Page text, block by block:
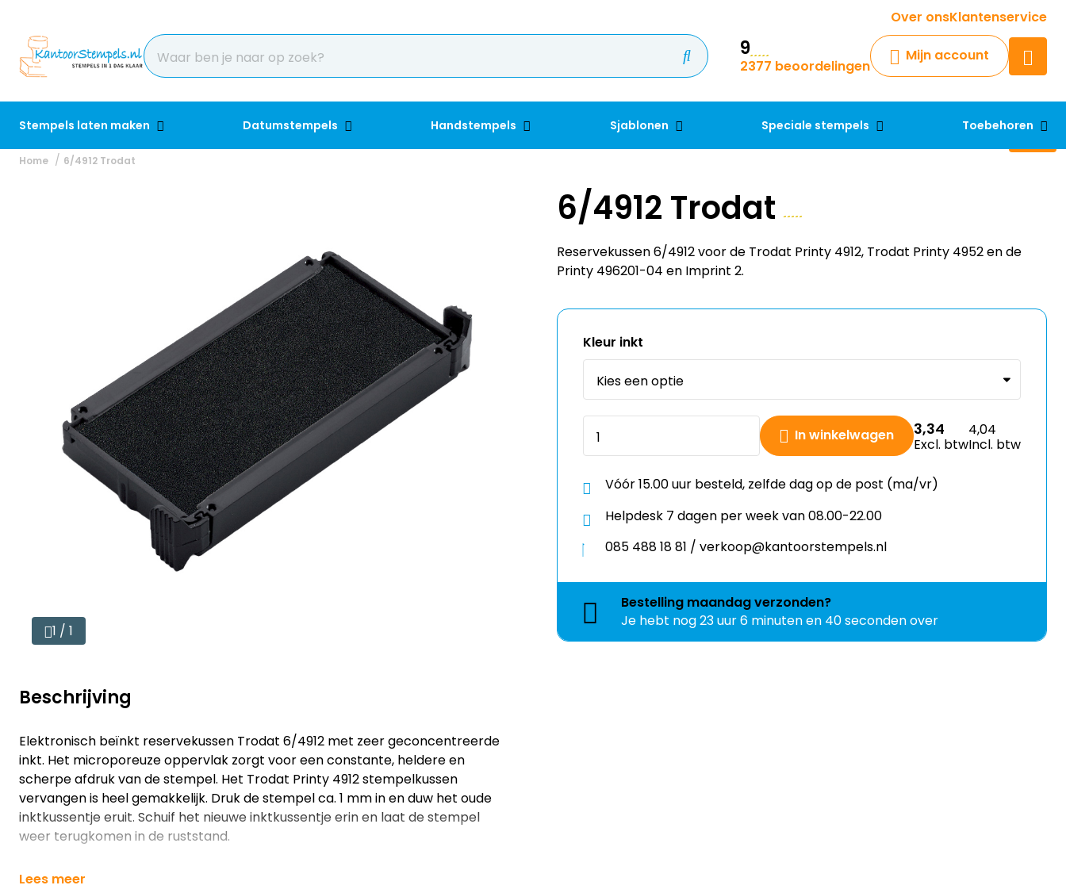
Over onsKlantenservice
9
2377 beoordelingen
Mijn account
Stempels laten maken Datumstempels Handstempels Sjablonen Speciale stempels Toebehoren
Krijg een antwoord op uw vraag
Chatbot
Chat 24/7 met onze chatbot
Contact
Home 6/4912 Trodat
1 / 1
Beschrijving
Elektronisch beïnkt reservekussen Trodat 6/4912 met zeer geconcentreerde
inkt. Het microporeuze oppervlak zorgt voor een constante, heldere en
scherpe afdruk van de stempel. Het Trodat Printy 4912 stempelkussen
vervangen is heel gemakkelijk. Druk de stempel ca. 1 mm in en duw het oude
inktkussentje eruit. Schuif het nieuwe inktkussentje erin en laat de stempel
weer terugkomen in de ruststand.
Lees meer
6/4912 Trodat
Reservekussen 6/4912 voor de Trodat Printy 4912, Trodat Printy 4952 en de
Printy 496201-04 en Imprint 2.
Kleur inkt
In winkelwagen 3,34
Excl. btw
4,04
Incl. btw
Vóór 15.00 uur besteld, zelfde dag op de post (ma/vr)
Helpdesk 7 dagen per week van 08.00-22.00
085 488 18 81 / verkoop@kantoorstempels.nl
Bestelling maandagverzonden?
Je hebt nog23 uur 6 minuten en 39 seconden over